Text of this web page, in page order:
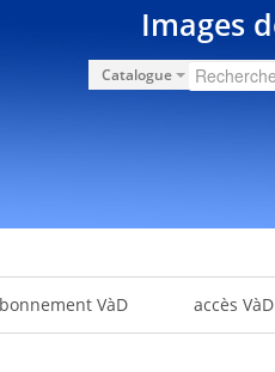
Images
Catalogue
VàD accès VàD